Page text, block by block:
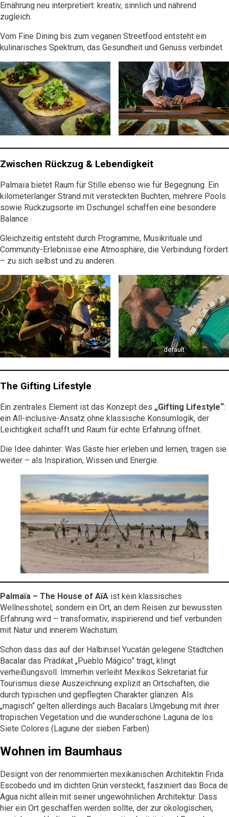
Ernährung neu interpretiert: kreativ, sinnlich und nährend
zugleich.
Vom Fine Dining bis zum veganen Streetfood entsteht ein
kulinarisches Spektrum, das Gesundheit und Genuss verbindet.
Zwischen Rückzug & Lebendigkeit
Palmaïa bietet Raum für Stille ebenso wie für Begegnung. Ein
kilometerlanger Strand mit versteckten Buchten, mehrere Pools
sowie Rückzugsorte im Dschungel schaffen eine besondere
Balance.
Gleichzeitig entsteht durch Programme, Musikrituale und
Community-Erlebnisse eine Atmosphäre, die Verbindung fördert
– zu sich selbst und zu anderen.
default
The Gifting Lifestyle
Ein zentrales Element ist das Konzept des „Gifting Lifestyle“:
ein All-inclusive-Ansatz ohne klassische Konsumlogik, der
Leichtigkeit schafft und Raum für echte Erfahrung öffnet.
Die Idee dahinter: Was Gäste hier erleben und lernen, tragen sie
weiter – als Inspiration, Wissen und Energie.
Palmaïa – The House of AïA ist kein klassisches
Wellnesshotel, sondern ein Ort, an dem Reisen zur bewussten
Erfahrung wird – transformativ, inspirierend und tief verbunden
mit Natur und innerem Wachstum.
Schon dass das auf der Halbinsel Yucatán gelegene Städtchen
Bacalar das Prädikat „Pueblo Mágico” trägt, klingt
verheißungsvoll. Immerhin verleiht Mexikos Sekretariat für
Tourismus diese Auszeichnung explizit an Ortschaften, die
durch typischen und gepflegten Charakter glänzen. Als
„magisch“ gelten allerdings auch Bacalars Umgebung mit ihrer
tropischen Vegetation und die wunderschöne Laguna de los
Siete Colores (Lagune der sieben Farben).
Wohnen im Baumhaus
Designt von der renommierten mexikanischen Architektin Frida
Escobedo und im dichten Grün versteckt, fasziniert das Boca de
Agua nicht allein mit seiner ungewöhnlichen Architektur. Dass
hier ein Ort geschaffen werden sollte, der zur ökologischen,